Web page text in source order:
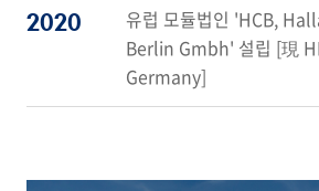
2020
유럽 모듈법인 'HCB,
Berlin Gmbh' 설립 [現
Germany]